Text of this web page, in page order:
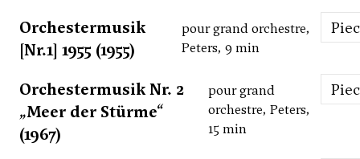
Orchestermusik
[Nr.1] 1955 (1955)
pour grand orchestre,
Peters, 9 min
Orchestermusik Nr. 2
„Meer der Stürme“
(1967)
pour grand
orchestre, Peters,
15 min